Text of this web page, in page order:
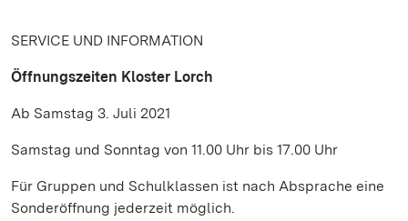
SERVICE UND INFORMATION
Öffnungszeiten Kloster Lorch
Ab Samstag 3. Juli 2021
Samstag und Sonntag von 11.00 Uhr bis 17.00 Uhr
Für Gruppen und Schulklassen ist nach Absprache eine
Sonderöffnung jederzeit möglich.